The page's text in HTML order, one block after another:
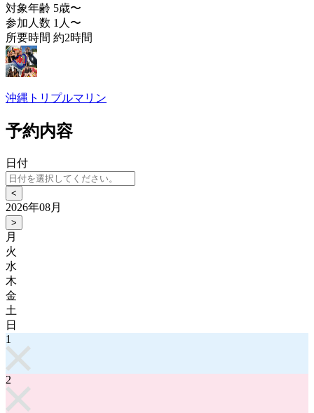
対象年齢 5歳〜
参加人数 1人〜
所要時間 約2時間
沖縄トリプルマリン
予約内容
日付
<
2026年08月
>
月
火
水
木
金
土
日
1
2